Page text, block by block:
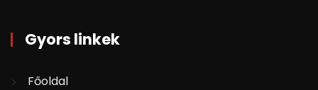
Gyors linkek
Főoldal